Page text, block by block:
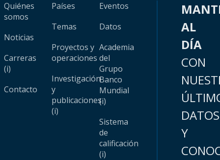
Quiénes
somos
Noticias
Carreras
(i)
Contacto
Países
Temas
Proyectos y
operaciones
Investigación
y
publicaciones
(i)
Eventos
Datos
Academia
del
Grupo
Banco
Mundial
(i)
Sistema
de
calificación
(i)
AL
DÍA
CON
DATOS
Y